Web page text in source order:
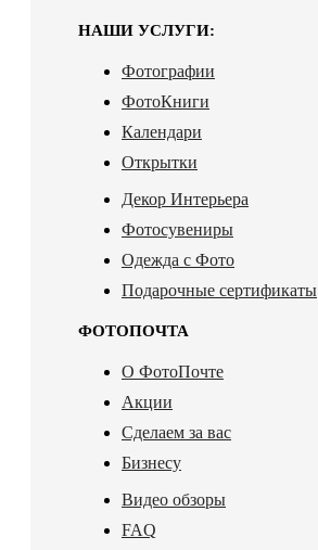
НАШИ УСЛУГИ:
Фотографии
ФотоКниги
Календари
Открытки
Декор Интерьера
Фотосувениры
Одежда с Фото
Подарочные сертификаты
ФОТОПОЧТА
О ФотоПочте
Акции
Сделаем за вас
Бизнесу
Видео обзоры
FAQ